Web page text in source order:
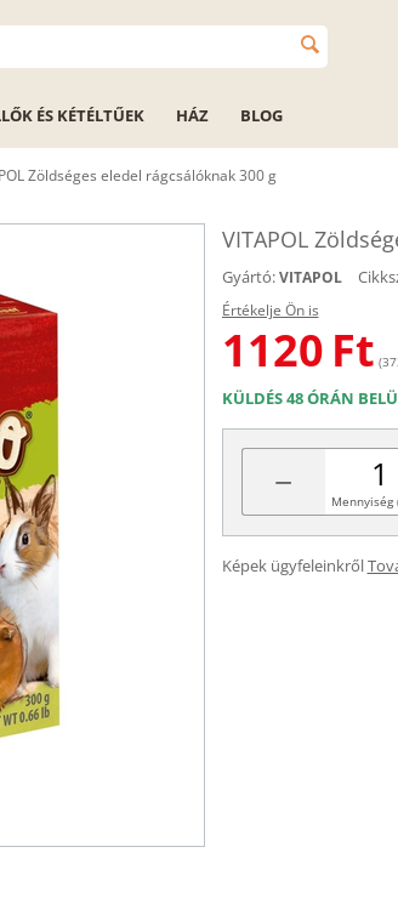
ÉS KÉTÉLTŰEK HÁZ BLOG
Zöldséges eledel rágcsálóknak 300 g
VITAPOL
Gyártó: VITAPOL
Értékelje Ön is
1120 Ft
KÜLDÉS 48 ÓRÁN
− Mennyiség
Képek ügyfeleinkről